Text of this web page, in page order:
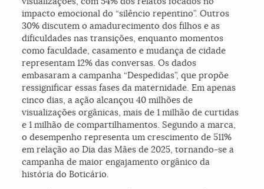
impacto emocional do “silêncio repentino”. Outros
30% discutem o amadurecimento dos filhos e as
dificuldades nas transições, enquanto momentos
como faculdade, casamento e mudança de cidade
representam 12% das conversas. Os dados
embasaram a campanha “Despedidas”, que propõe
ressignificar essas fases da maternidade. Em apenas
cinco dias, a ação alcançou 40 milhões de
visualizações orgânicas, mais de 1 milhão de curtidas
e 1 milhão de compartilhamentos. Segundo a marca,
o desempenho representa um crescimento de 511%
em relação ao Dia das Mães de 2025, tornando-se a
campanha de maior engajamento orgânico da
história do Boticário.